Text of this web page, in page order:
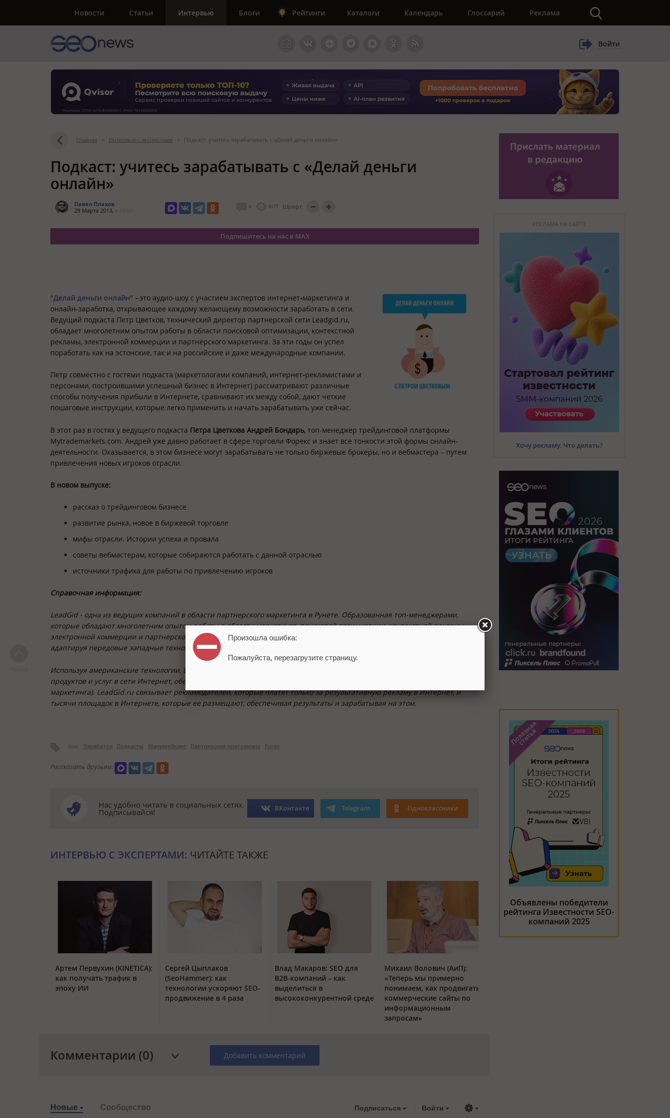
Новости Статьи Интервью Блоги Рейтинги Каталоги Календарь Глоссарий Реклама
Войти
Главная > Интервью с экспертами > Подкаст: учитесь зарабатывать с «Делай деньги онлайн»
Подкаст: учитесь зарабатывать с «Делай деньги
онлайн»
Павел Плахов
29 Марта 2013,
0 8377 Шрифт:
Подпишитесь на нас в MAX
"Делай деньги онлайн" - это аудио-шоу с участием экспертов интернет-маркетинга и
онлайн-заработка, открывающее каждому желающему возможности заработать в сети.
Ведущий подкаста Петр Цветков, технический директор партнерской сети Leadgid.ru,
обладает многолетним опытом работы в области поисковой оптимизации, контекстной
рекламы, электронной коммерции и партнёрского маркетинга. За эти годы он успел
поработать как на эстонские, так и на российские и даже международные компании.
Петр совместно с гостями подкаста (маркетологами компаний, интернет-рекламистами и
персонами, построившими успешный бизнес в Интернет) рассматривают различные
способы получения прибыли в Интернете, сравнивают их между собой, дают четкие
пошаговые инструкции, которые легко применить и начать зарабатывать уже сейчас.
В этот раз в гостях у ведущего подкаста Петра Цветкова Андрей Бондарь, топ-менеджер трейдинговой платформы
Mytrademarkets.com. Андрей уже давно работает в сфере торговли Форекс и знает все тонкости этой формы онлайн-
деятельности. Оказывается, в этом бизнесе могут зарабатывать не только биржевые брокеры, но и вебмастера – путем
привлечения новых игроков отрасли.
В новом выпуске:
рассказ о трейдинговом бизнесе
развитие рынка, новое в биржевой торговле
мифы отрасли. Истории успеха и провала
советы вебмастерам, которые собираются работать с данной отраслью
источники трафика для работы по привлечению игроков
Справочная информация:
LeadGid - одна из ведущих компаний в области партнерского маркетинга в Рунете. Образованная топ-менеджерами,
которые обладают многолетним опытом работы в области маркетинга, поисковой оптимизации, контекстной рекламы,
электронной коммерции и партнерского маркетинга, российская компания LeadGid также имеет офис в Европе, успешно
адаптируя передовые западные технологии в области интернет-маркетинга, ориентированного на результат.
Используя американские технологии, LeadGid управляет собственной автоматизированной системой продвижения
продуктов и услуг в сети Интернет, обеспечивая клиентам 100%-но эффективную рекламу (работа по модели CPA-
маркетинга). LeadGid.ru связывает рекламодателей, которые платят только за результативную рекламу в Интернет, и
тысячи площадок в Интернете, которые ее размещают, обеспечивая результаты и зарабатывая на этом.
Теги: Заработок Подкасты Манимейкинг Партнерские программы Forex
Рассказать друзьям:
Нас удобно читать в социальных сетях.
Подписывайся! ВКонтакте Telegram Одноклассники
ИНТЕРВЬЮ С ЭКСПЕРТАМИ: ЧИТАЙТЕ ТАКЖЕ
Артем Первухин (KINETICA):
как получать трафик в
эпоху ИИ
Сергей Цыплаков
(SeoHammer): как
технологии ускоряют SEO-
продвижение в 4 раза
Влад Макаров: SEO для
B2B-компаний – как
выделиться в
высококонкурентной среде
Михаил Волович (АиП):
«Теперь мы примерно
понимаем, как продвигать
коммерческие сайты по
информационным
запросам»
Комментарии (0) Добавить комментарий
Новые Сообщество Подписаться Войти
РЕКЛАМА НА САЙТЕ
Хочу рекламу. Что делать?
Объявлены победители
рейтинга Известности SEO-
компаний 2025
Произошла ошибка:
Пожалуйста, перезагрузите страницу.